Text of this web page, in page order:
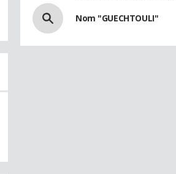
Nom "GUECHTOULI"